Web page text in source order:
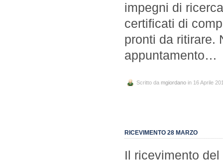
impegni di
certificati di
pronti da ritirare.
appuntamento…
Scritto da mgiordano in 16 Aprile
RICEVIMENTO 28 MARZO
Il ricevimento